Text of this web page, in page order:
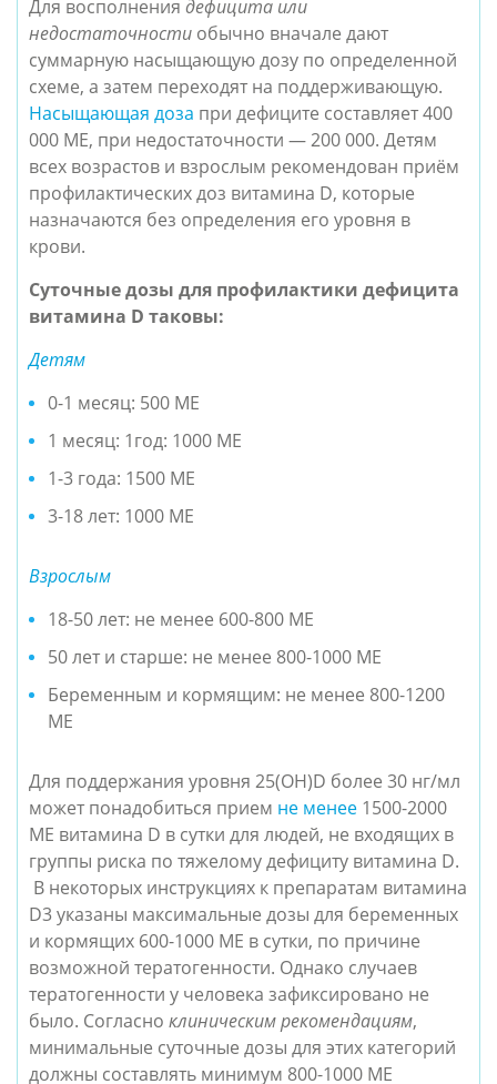
Для восполнения дефицита или
недостаточности обычно вначале дают
суммарную насыщающую дозу по определенной
схеме, а затем переходят на поддерживающую.
Насыщающая доза при дефиците составляет 400
000 МЕ, при недостаточности — 200 000. Детям
всех возрастов и взрослым рекомендован приём
профилактических доз витамина D, которые
назначаются без определения его уровня в
крови.
Суточные дозы для профилактики дефицита
витамина D таковы:
Детям
0-1 месяц: 500 МЕ
1 месяц: 1год: 1000 МЕ
1-3 года: 1500 МЕ
3-18 лет: 1000 МЕ
Взрослым
18-50 лет: не менее 600-800 МЕ
50 лет и старше: не менее 800-1000 МЕ
Беременным и кормящим: не менее 800-1200
МЕ
Для поддержания уровня 25(ОН)D более 30 нг/мл
может понадобиться прием не менее 1500-2000
МЕ витамина D в сутки для людей, не входящих в
группы риска по тяжелому дефициту витамина D.
В некоторых инструкциях к препаратам витамина
D3 указаны максимальные дозы для беременных
и кормящих 600-1000 МЕ в сутки, по причине
возможной тератогенности. Однако случаев
тератогенности у человека зафиксировано не
было. Согласно клиническим рекомендациям,
минимальные суточные дозы для этих категорий
должны составлять минимум 800-1000 МЕ